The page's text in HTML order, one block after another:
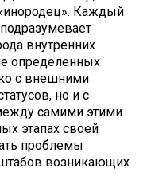
Каждый
внутренних
определенных
с внешними
но и с
самими этими
этапах своей
проблемы
возникающих